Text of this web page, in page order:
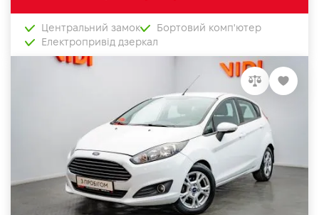
Центральний замок
Бортовий комп'ютер
Електропривід дзеркал